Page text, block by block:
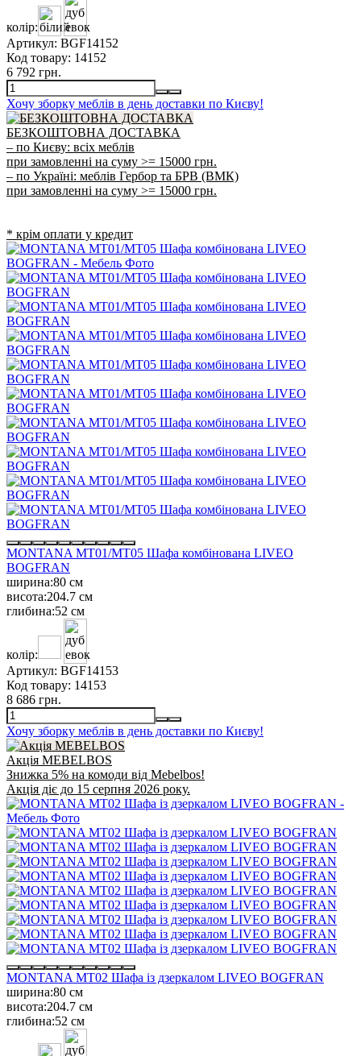
колір:
Артикул: BGF14152
Код товару: 14152
6 792 грн.
Хочу зборку меблів в день доставки по Києву!
БЕЗКОШТОВНА ДОСТАВКА
– по Києву: всіх меблів
при замовленні на суму >= 15000 грн.
– по Україні: меблів Гербор та БРВ (ВМК)
при замовленні на суму >= 15000 грн.
* крім оплати у кредит
MONTANA MT01/MT05 Шафа комбінована LIVEO
BOGFRAN
ширина:80 см
висота:204.7 см
глибина:52 см
колір:
Артикул: BGF14153
Код товару: 14153
8 686 грн.
Хочу зборку меблів в день доставки по Києву!
Акція MEBELBOS
Знижка 5% на комоди від Mebelbos!
Акція діє до 15 серпня 2026 року.
MONTANA MT02 Шафа із дзеркалом LIVEO BOGFRAN
ширина:80 см
висота:204.7 см
глибина:52 см